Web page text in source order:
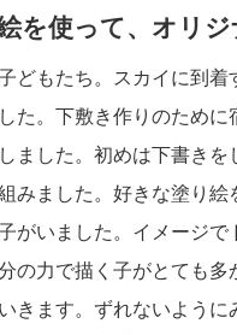
使って、オリジ
どもたち。スカイに到
た。下敷き作りのため
ました。初めは下書き
みました。好きな塗り
がいました。イメージ
の力で描く子がとても
きます。ずれないよう